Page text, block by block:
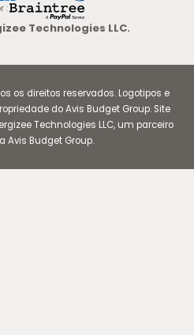
:
Technologies LLC.
os direitos reservados. Logotipos e
do Avis Budget Group. Site
Technologies LLC, um parceiro
Avis Budget Group.